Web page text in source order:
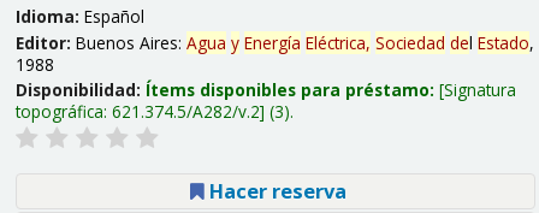
Idioma: Español
Editor: Buenos Aires: Agua y Energía Eléctrica, Sociedad del Estado,
1988
Disponibilidad: Ítems disponibles para préstamo: Signatura
topográfica: 621.374.5/A282/v.2 (3).
Hacer reserva